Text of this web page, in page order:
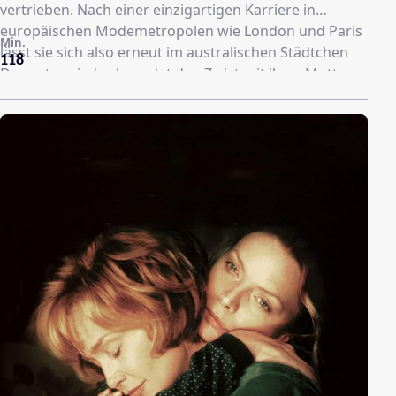
vertrieben. Nach einer einzigartigen Karriere in
europäischen Modemetropolen wie London und Paris
lässt sie sich also erneut im australischen Städtchen
Dungatar nieder, beendet den Zwist mit ihrer Mutter
„Mad“ Molly und stellt sich der schwierigen
gesellschaftlichen Situation. Die Schönheit führt nichts
dem attraktiven Teddy.
118
Min.